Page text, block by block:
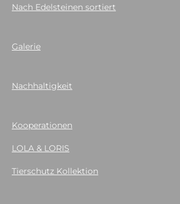
Nach Edelsteinen sortiert
Galerie
Nachhaltigkeit
Kooperationen
LOLA & LORIS
Tierschutz Kollektion